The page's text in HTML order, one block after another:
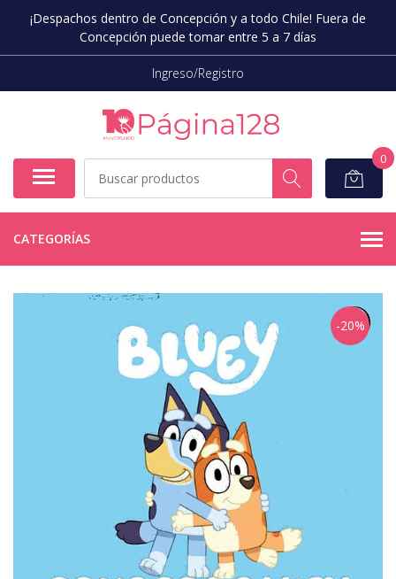
¡Despachos dentro de Concepción y a todo Chile! Fuera de
Concepción puede tomar entre 5 a 7 días
Ingreso/Registro
0
CATEGORÍAS
-20%